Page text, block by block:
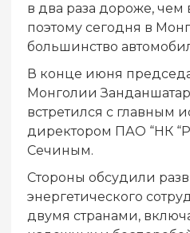
в два раза дороже,
поэтому сегодня в
большинство
В конце июня
Монголии
встретился с главным
директором ПАО “НК
Сечиным.
Стороны обсудили
энергетического
двумя странами,